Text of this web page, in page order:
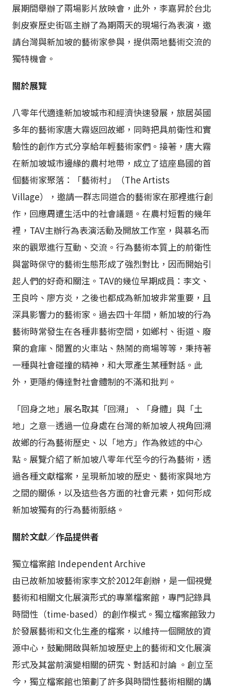
展期間舉辦了兩場影片放映會，此外，李嘉昇於台北
剝皮寮歷史街區主辦了為期兩天的現場行為表演，邀
請台灣與新加坡的藝術家參與，提供兩地藝術交流的
獨特機會。
關於展覽
八零年代適逢新加坡城市和經濟快速發展，旅居英國
多年的藝術家唐大霧返回故鄉，同時把具前衛性和實
驗性的創作方式分享給年輕藝術家們。接著，唐大霧
在新加坡城市邊緣的農村地帶，成立了這座島國的首
個藝術家聚落：「藝術村」（The Artists
Village），邀請一群志同道合的藝術家在那裡進行創
作，回應周遭生活中的社會議題。在農村短暫的幾年
裡，TAV主辦行為表演活動及開放工作室，與慕名而
來的觀眾進行互動、交流。行為藝術本質上的前衛性
與當時保守的藝術生態形成了強烈對比，因而開始引
起人們的好奇和關注。TAV的幾位早期成員：李文、
王良吟、廖方炎，之後也都成為新加坡非常重要，且
深具影響力的藝術家。過去四十年間，新加坡的行為
藝術時常發生在各種非藝術空間，如鄉村、街道、廢
棄的倉庫、閒置的火車站、熱鬧的商場等等，秉持著
一種與社會碰撞的精神，和大眾產生某種對話。此
外，更隱約傳達對社會體制的不滿和批判。
「回身之地」展名取其「回溯」、「身體」與「土
地」之意—透過一位身處在台灣的新加坡人視角回溯
故鄉的行為藝術歷史、以「地方」作為敘述的中心
點。展覽介紹了新加坡八零年代至今的行為藝術，透
過各種文獻檔案，呈現新加坡的歷史、藝術家與地方
之間的關係，以及這些各方面的社會元素，如何形成
新加坡獨有的行為藝術脈絡。
關於文獻／作品提供者
獨立檔案館 Independent Archive
由已故新加坡藝術家李文於2012年創辦，是一個視覺
藝術和相關文化展演形式的專業檔案館，專門記錄具
時間性（time-based）的創作模式。獨立檔案館致力
於發展藝術和文化生產的檔案，以維持一個開放的資
源中心，鼓勵開啟與新加坡歷史上的藝術和文化展演
形式及其當前演變相關的研究、對話和討論 。創立至
今，獨立檔案館也策劃了許多與時間性藝術相關的講